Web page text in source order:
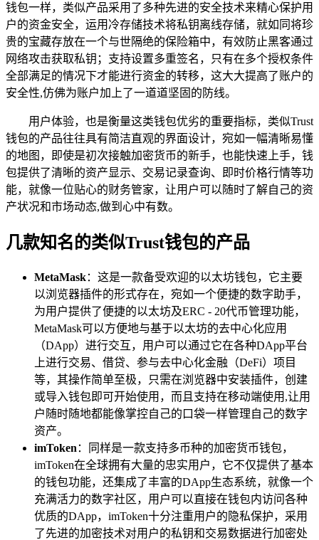
钱包一样，类似产品采用了多种先进的安全技术来精心保护用
户的资金安全，运用冷存储技术将私钥离线存储，就如同将珍
贵的宝藏存放在一个与世隔绝的保险箱中，有效防止黑客通过
网络攻击获取私钥；支持设置多重签名，只有在多个授权条件
全部满足的情况下才能进行资金的转移，这大大提高了账户的
安全性,仿佛为账户加上了一道道坚固的防线。
用户体验，也是衡量这类钱包优劣的重要指标，类似Trust
钱包的产品往往具有简洁直观的界面设计，宛如一幅清晰易懂
的地图，即使是初次接触加密货币的新手，也能快速上手，钱
包提供了清晰的资产显示、交易记录查询、即时价格行情等功
能，就像一位贴心的财务管家，让用户可以随时了解自己的资
产状况和市场动态,做到心中有数。
几款知名的类似Trust钱包的产品
MetaMask：这是一款备受欢迎的以太坊钱包，它主要
以浏览器插件的形式存在，宛如一个便捷的数字助手，
为用户提供了便捷的以太坊及ERC - 20代币管理功能，
MetaMask可以方便地与基于以太坊的去中心化应用
（DApp）进行交互，用户可以通过它在各种DApp平台
上进行交易、借贷、参与去中心化金融（DeFi）项目
等，其操作简单至极，只需在浏览器中安装插件，创建
或导入钱包即可开始使用，而且支持在移动端使用,让用
户随时随地都能像掌控自己的口袋一样管理自己的数字
资产。
imToken ：同样是一款支持多币种的加密货币钱包，
imToken在全球拥有大量的忠实用户，它不仅提供了基本
的钱包功能，还集成了丰富的DApp生态系统，就像一个
充满活力的数字社区，用户可以直接在钱包内访问各种
优质的DApp，imToken十分注重用户的隐私保护，采用
了先进的加密技术对用户的私钥和交易数据进行加密处